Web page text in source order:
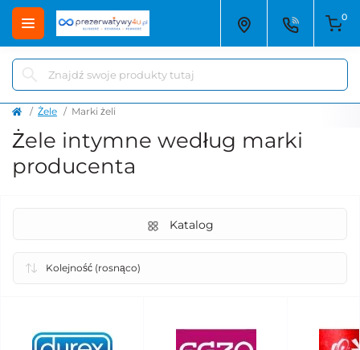
0
Żele Marki żeli
Żele intymne według marki
producenta
Katalog